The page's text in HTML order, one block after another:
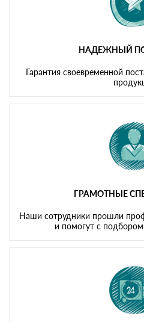
НАДЕЖНЫЙ
Гарантия своевременной
ГРАМОТНЫЕ
Наши сотрудники прошли
и помогут с